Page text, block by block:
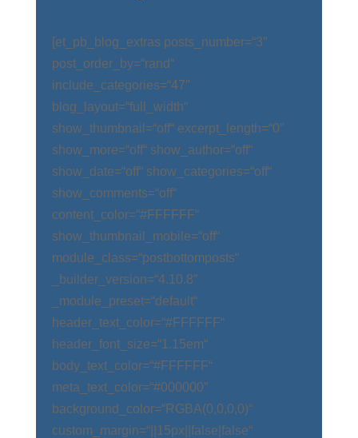
[et_pb_blog_extras posts_number=“3″
post_order_by=“rand“
include_categories=“47″
blog_layout=“full_width“
show_thumbnail=“off“ excerpt_length=“0″
show_more=“off“ show_author=“off“
show_date=“off“ show_categories=“off“
show_comments=“off“
content_color=“#FFFFFF“
show_thumbnail_mobile=“off“
module_class=“postbottomposts“
_builder_version=“4.10.8″
_module_preset=“default“
header_text_color=“#FFFFFF“
header_font_size=“1.15em“
body_text_color=“#FFFFFF“
meta_text_color=“#000000″
background_color=“RGBA(0,0,0,0)“
custom_margin=“||15px||false|false“